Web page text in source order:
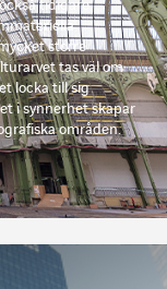
tidigare
större
tas väl om
locka till sig
i synnerhet skapar
områden.